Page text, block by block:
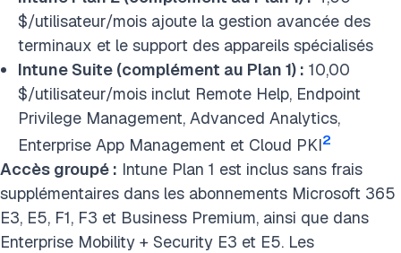
$/utilisateur/mois ajoute la gestion avancée des
terminaux et le support des appareils spécialisés
Intune Suite (complément au Plan 1) : 10,00
$/utilisateur/mois inclut Remote Help, Endpoint
Privilege Management, Advanced Analytics,
Enterprise App Management et Cloud PKI2
Accès groupé : Intune Plan 1 est inclus sans frais
supplémentaires dans les abonnements Microsoft 365
E3, E5, F1, F3 et Business Premium, ainsi que dans
Enterprise Mobility + Security E3 et E5. Les